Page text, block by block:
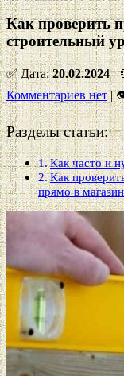
Как проверить
строительный
✅ Дата:20.02.2024|
Комментариев нет|
Разделы статьи:
Как часто и
Как
прямо в